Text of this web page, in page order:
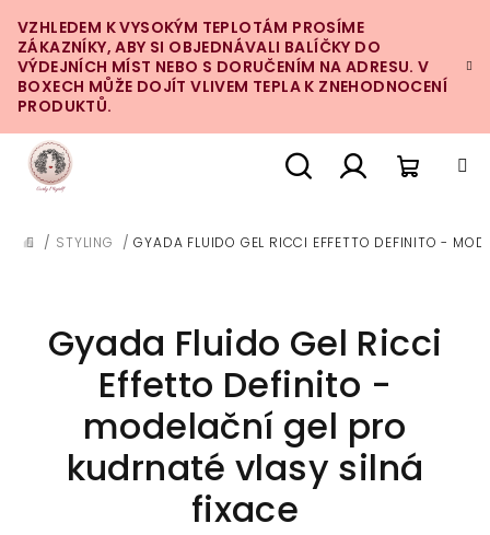
na
obsah
VZHLEDEM K VYSOKÝM TEPLOTÁM PROSÍME
ZÁKAZNÍKY, ABY SI OBJEDNÁVALI BALÍČKY DO
VÝDEJNÍCH MÍST NEBO S DORUČENÍM NA ADRESU. V
BOXECH MŮŽE DOJÍT VLIVEM TEPLA K ZNEHODNOCENÍ
PRODUKTŮ.
DOMŮ
/ STYLING / GYADA FLUIDO GEL RICCI EFFETTO DEFINITO -
Gyada Fluido Gel Ricci
Effetto Definito -
modelační gel pro
kudrnaté vlasy silná
fixace